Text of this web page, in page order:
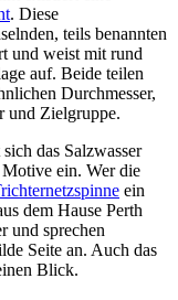
. Diese
teils benannten
und weist mit rund
auf. Beide teilen
Durchmesser,
und Zielgruppe.
das Salzwasser
ein. Wer die
ein
dem Hause Perth
und sprechen
Seite an. Auch das
Blick.